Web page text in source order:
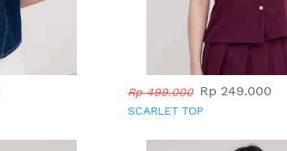
Rp 499.000 Rp 249.000
SCARLET TOP